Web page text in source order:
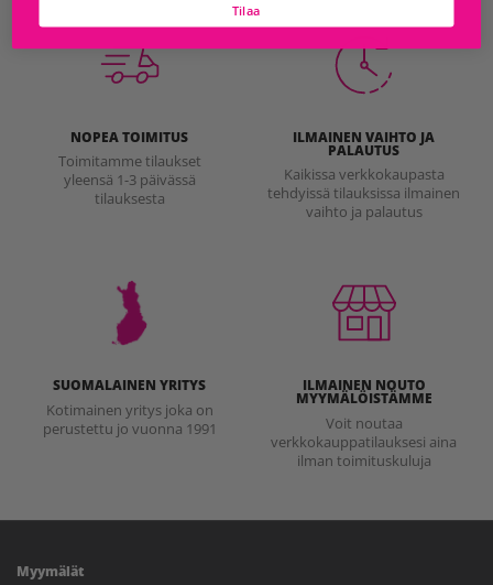
NOPEA TOIMITUS
Toimitamme tilaukset
yleensä 1-3 päivässä
tilauksesta
ILMAINEN VAIHTO JA
PALAUTUS
Kaikissa verkkokaupasta
tehdyissä tilauksissa ilmainen
vaihto ja palautus
SUOMALAINEN YRITYS
Kotimainen yritys joka on
perustettu jo vuonna 1991
ILMAINEN NOUTO
MYYMÄLÖISTÄMME
Voit noutaa
verkkokauppatilauksesi aina
ilman toimituskuluja
Myymälät
Tilaa